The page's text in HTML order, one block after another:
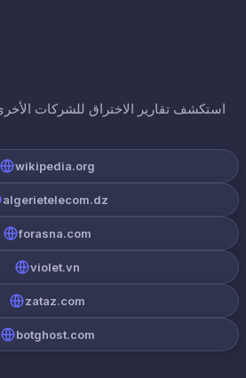
استكشف تقارير الاختراق للشركات
wikipedia.org
algerietelecom.dz
forasna.com
violet.vn
zataz.com
botghost.com